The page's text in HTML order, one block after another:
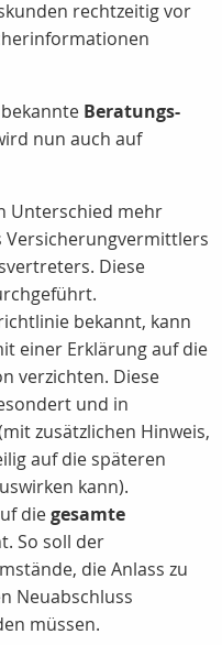
rechtzeitig vor
Beratungs-
nun auch auf
Unterschied mehr
Versicherungvermittlers
Diese
bekannt, kann
einer Erklärung auf die
verzichten. Diese
und in
zusätzlichen Hinweis,
auf die späteren
kann).
diegesamte
So soll der
die Anlass zu
Neuabschluss
müssen.